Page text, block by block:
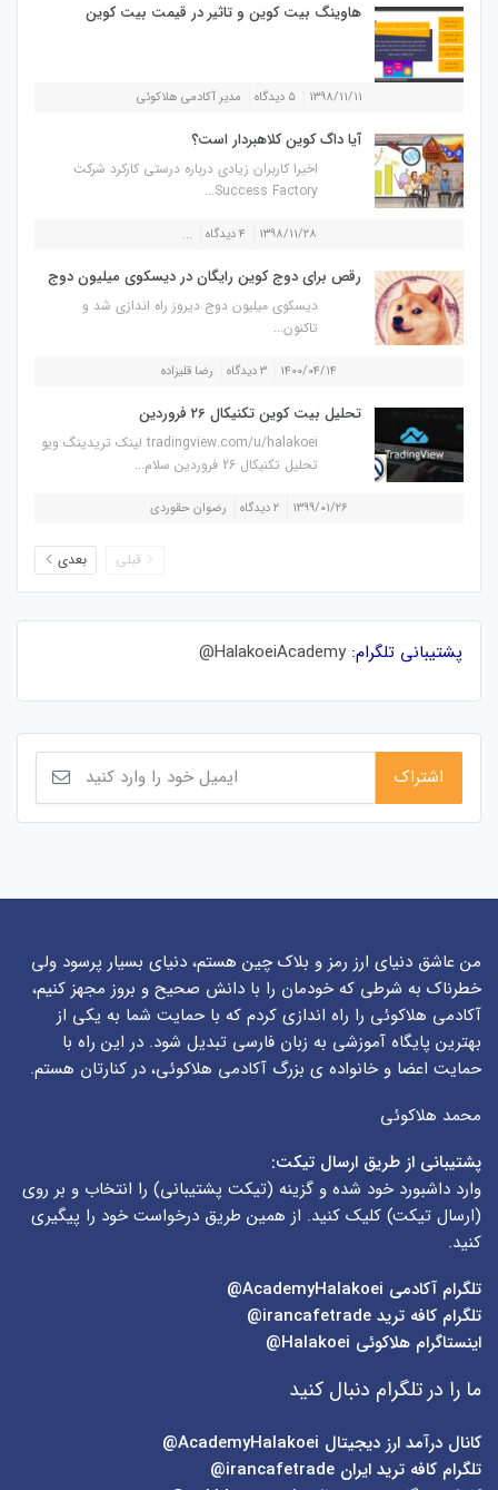
هاوینگ بیت کوین و تاثیر در قیمت بیت کوین
۱۳۹۸/۱۱/۱۱ ۵ دیدگاه مدیر آکادمی هلاکوئی
آیا داگ کوین کلاهبردار است؟
اخیرا کاربران زیادی درباره درستی کارکرد شرکت
Success Factory...
۱۳۹۸/۱۱/۲۸ ۴ دیدگاه ...
رقص برای دوج کوین رایگان در دیسکوی میلیون دوج
دیسکوی میلیون دوج دیروز راه اندازی شد و
تاکنون...
۱۴۰۰/۰۴/۱۴ ۳ دیدگاه رضا قلیزاده
تحلیل بیت کوین تکنیکال 26 فروردین
tradingview.com/u/halakoei لینک تریدینگ ویو
تحلیل تکنیکال 26 فروردین سلام...
۱۳۹۹/۰۱/۲۶ ۲ دیدگاه رضوان حقوردی
قبلی بعدی
پشتیبانی تلگرام: HalakoeiAcademy@
من عاشق دنیای ارز رمز و بلاک چین هستم، دنیای بسیار پرسود ولی
خطرناک به شرطی که خودمان را با دانش صحیح و بروز مجهز کنیم،
آکادمی هلاکوئی را راه اندازی کردم که با حمایت شما به یکی از
بهترین پایگاه آموزشی به زبان فارسی تبدیل شود. در این راه با
حمایت اعضا و خانواده ی بزرگ آکادمی هلاکوئی، در کنارتان هستم.
محمد هلاکوئی
پشتیبانی از طریق ارسال تیکت:
وارد داشبورد خود شده و گزینه (تیکت پشتیبانی) را انتخاب و بر روی
(ارسال تیکت) کلیک کنید. از همین طریق درخواست خود را پیگیری
کنید.
تلگرام آکادمی
تلگرام کافه ترید irancafetrade@
اینستاگرام هلاکوئی Halakoei@
ما را در تلگرام دنبال کنید
کانال درآمد ارز دیجیتال AcademyHalakoei@
تلگرام کافه ترید ایران irancafetrade@